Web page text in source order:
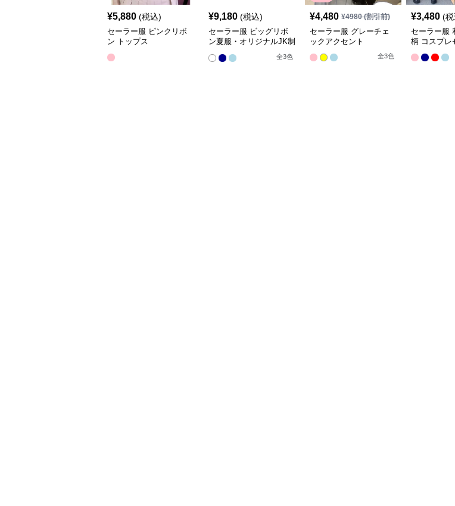
¥5,880 (税込)
セーラー服 ピンクリボ
ン トップス
¥9,180 (税込)
セーラー服 ビッグリボ
ン夏服・オリジナルJK制
服 ワンピース半袖夏
全3色
¥4,480 ¥4980(割引前)
セーラー服 グレーチェ
ックアクセント
全3色
¥3,480 (
セーラー服
柄 コスプレ